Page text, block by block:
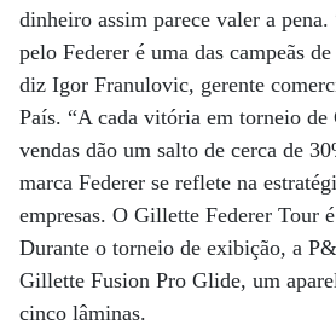
dinheiro assim parece valer a
pelo Federer é uma das campeãs
diz Igor Franulovic, gerente
País. “A cada vitória em torneio de
vendas dão um salto de cerca de
marca Federer se reflete na
empresas. O Gillette Federer Tour
Durante o torneio de exibição, a
Gillette Fusion Pro Glide, um
cinco lâminas.